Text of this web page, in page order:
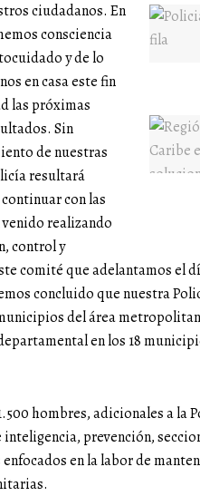
ciudadanos. En
consciencia
y de lo
en casa este fin
las próximas
Sin
de nuestras
resultará
con las
realizando
control y
comité que adelantamos el
concluido que nuestra
del área
en los 18
hombres, adicionales a la
prevención,
en la labor de